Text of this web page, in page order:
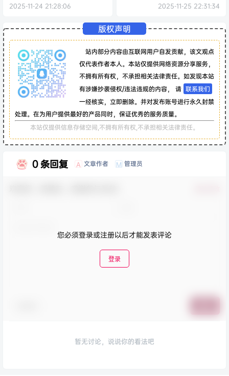
2025-11-24 21:28:06 2025-11-25 22:31:34
版权声明
站内部分内容由互联网用户自发贡献，该文观点
仅代表作者本人。本站仅提供网络资源分享服务，
不拥有所有权，不承担相关法律责任。如发现本站
有涉嫌抄袭侵权/违法违规的内容， 请 联系我们
一经核实，立即删除。并对发布账号进行永久封禁
处理。在为用户提供最好的产品同时，保证优秀的服务质量。
本站仅提供信息存储空间,不拥有所有权,不承担相关法律责任。
0 条回复 A 文章作者 M 管理员
您必须登录或注册以后才能发表评论
登录
暂无讨论，说说你的看法吧